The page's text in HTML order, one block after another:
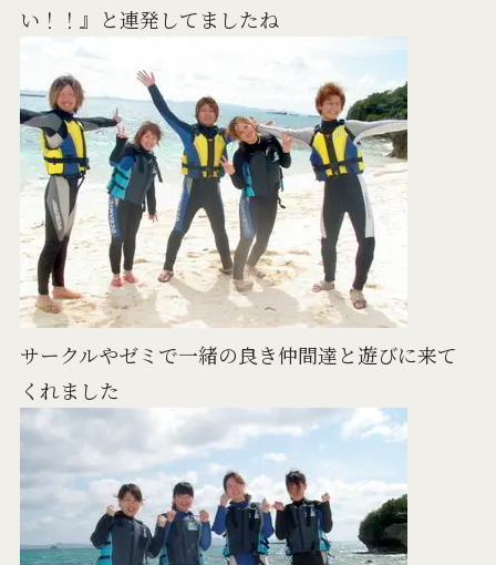
い！！』と連発してましたね
サークルやゼミで一緒の良き仲間達と遊びに来て
くれました